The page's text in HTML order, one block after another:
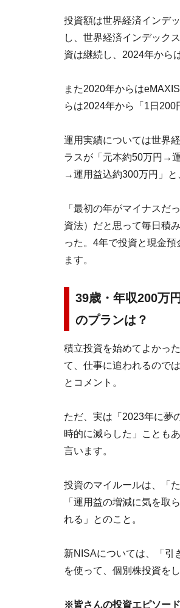
投資額は世界経済インデ
し、世界経済インデック
資は継続し、2024年から
また2020年からは
らは2024年から「1日200
運用実績については世界
ラスが「元本約50万円→
→運用益込約300万円」と
「最初の年がマイナスだ
資法）だと思って毎日積
った。4年で投資と現金
ます。
39歳・年収200万
のプランは？
積立投資を始めてよかっ
て、仕事に追われるので
とコメント。
ただ、実は「2023年に夢
時的に減らした」ことも
言います。
投資のマイルールは、「
「運用益の増減に気を取
れる」とのこと。
新NISAについては、「引
を使って、個別株投資を
※皆さんの投資エピソー